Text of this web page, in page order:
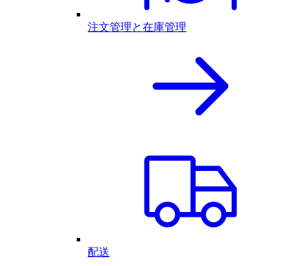
注文管理と在庫管理
配送